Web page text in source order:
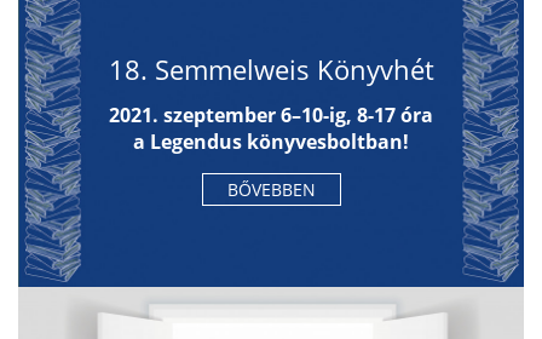
18. Semmelweis Könyvhét
2021. szeptember 6–10-ig, 8-17 óra
a Legendus könyvesboltban!
BŐVEBBEN